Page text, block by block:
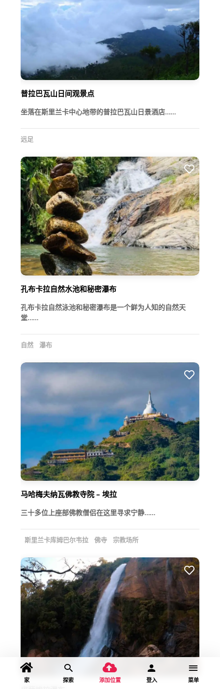
普拉巴瓦山日间观景点
坐落在斯里兰卡中心地带的普拉巴瓦山日景酒店……
远足
孔布卡拉自然水池和秘密瀑布
孔布卡拉自然泳池和秘密瀑布是一个鲜为人知的自然天
堂……
自然 瀑布
马哈梅夫纳瓦佛教寺院 – 埃拉
三十多位上座部佛教僧侣在这里寻求宁静……
斯里兰卡库姆巴尔韦拉 佛寺 宗教场所
家 探索 添加位置 登入 菜单